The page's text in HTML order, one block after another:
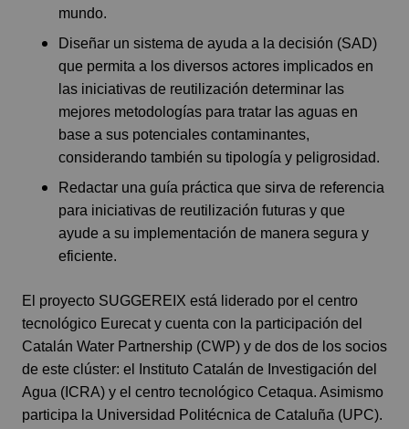
mundo.
Diseñar un sistema de ayuda a la decisión (SAD)
que permita a los diversos actores implicados en
las iniciativas de reutilización determinar las
mejores metodologías para tratar las aguas en
base a sus potenciales contaminantes,
considerando también su tipología y peligrosidad.
Redactar una guía práctica que sirva de referencia
para iniciativas de reutilización futuras y que
ayude a su implementación de manera segura y
eficiente.
El proyecto SUGGEREIX está liderado por el centro
tecnológico Eurecat y cuenta con la participación del
Catalán Water Partnership (CWP) y de dos de los socios
de este clúster: el Instituto Catalán de Investigación del
Agua (ICRA) y el centro tecnológico Cetaqua. Asimismo
participa la Universidad Politécnica de Cataluña (UPC).